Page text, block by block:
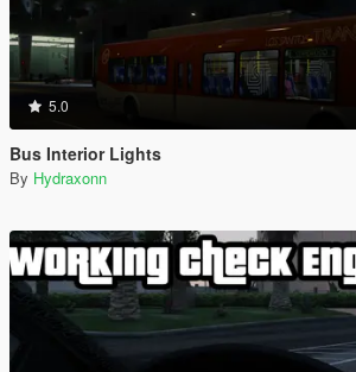
5.0
Bus Interior Lights
By Hydraxonn